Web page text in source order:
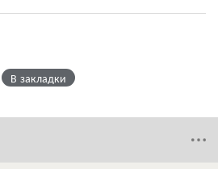
В закладки